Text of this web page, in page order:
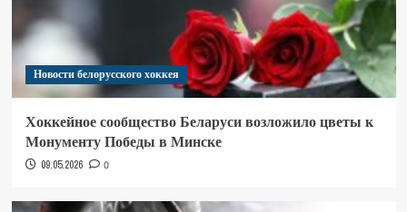
Новости белорусского хоккея
Хоккейное сообщество Беларуси возложило цветы к
Монументу Победы в Минске
09.05.2026 0